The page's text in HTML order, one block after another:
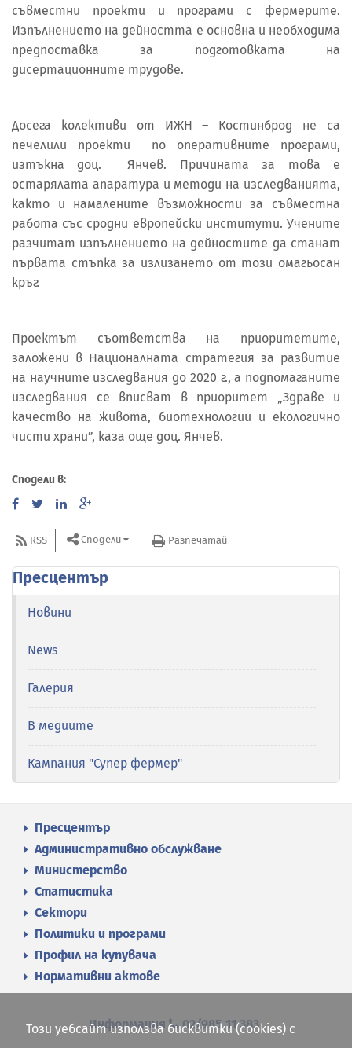
съвместни проекти и програми с фермерите.
Изпълнението на дейността е основна и необходима
предпоставка за подготовката на
дисертационните трудове.
Досега колективи от ИЖН – Костинброд не са
печелили проекти по оперативните програми,
изтъкна доц. Янчев. Причината за това е
остарялата апаратура и методи на изследванията,
както и намалените възможности за съвместна
работа със сродни европейски институти. Учените
разчитат изпълнението на дейностите да станат
първата стъпка за излизането от този омагьосан
кръг.
Проектът съответства на приоритетите,
заложени в Националната стратегия за развитие
на научните изследвания до 2020 г., а подпомаганите
изследвания се вписват в приоритет „Здраве и
качество на живота, биотехнологии и екологично
чисти храни”, каза още доц. Янчев.
Сподели в:
RSS Сподели Разпечатай
Пресцентър
Новини
News
Галерия
В медиите
Кампания "Супер фермер"
Пресцентър
Административно обслужване
Министерство
Статистика
Сектори
Политики и програми
Профил на купувача
Нормативни актове
Информация 02/985 11 383
Този уебсайт използва бисквитки (cookies) с